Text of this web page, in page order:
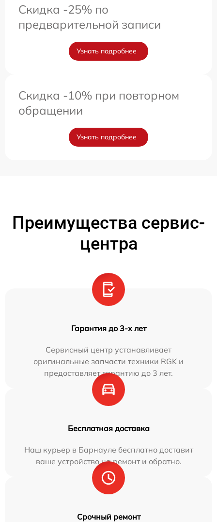
Скидка -25% по
предварительной записи
Узнать подробнее
Скидка -10% при повторном
обращении
Узнать подробнее
Преимущества сервис-
центра
Гарантия до 3-х лет
Сервисный центр устанавливает
оригинальные запчасти техники RGK и
предоставляет гарантию до 3 лет.
Бесплатная доставка
Наш курьер в Барнауле бесплатно доставит
ваше устройство на ремонт и обратно.
Срочный ремонт